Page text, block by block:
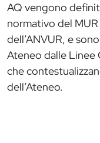
AQ vengono
normativo del
dell’ANVUR, e
Ateneo dalle Linee
che
dell’Ateneo.